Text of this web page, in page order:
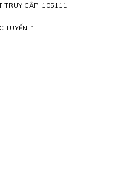
TRUY CẬP: 105111
TUYẾN: 1